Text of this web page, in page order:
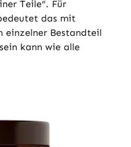
Teile“. Für
das mit
einzelner Bestandteil
kann wie alle